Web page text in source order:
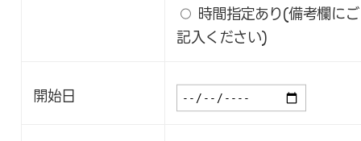
時間指定あり(備考欄にご
記入ください)
開始日